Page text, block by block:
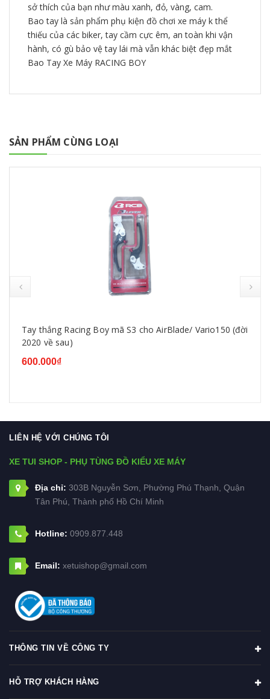
sở thích của bạn như màu xanh, đỏ, vàng, cam.
Bao tay là sản phẩm phụ kiện đồ chơi xe máy k thể
thiếu của các biker, tay cầm cực êm, an toàn khi vận
hành, có gù bảo vệ tay lái mà vẫn khác biệt đẹp mắt
Bao Tay Xe Máy RACING BOY
SẢN PHẨM CÙNG LOẠI
Tay thắng Racing Boy mã S3 cho AirBlade/ Vario150 (đời
2020 về sau)
600.000₫
LIÊN HỆ VỚI CHÚNG TÔI
XE TUI SHOP - PHỤ TÙNG ĐỒ KIỂU XE MÁY
Địa chỉ: 303B Nguyễn Sơn, Phường Phú Thạnh, Quận
Tân Phú, Thành phố Hồ Chí Minh
Hotline: 0909.877.448
Email: xetuishop@gmail.com
THÔNG TIN VỀ CÔNG TY
HỖ TRỢ KHÁCH HÀNG